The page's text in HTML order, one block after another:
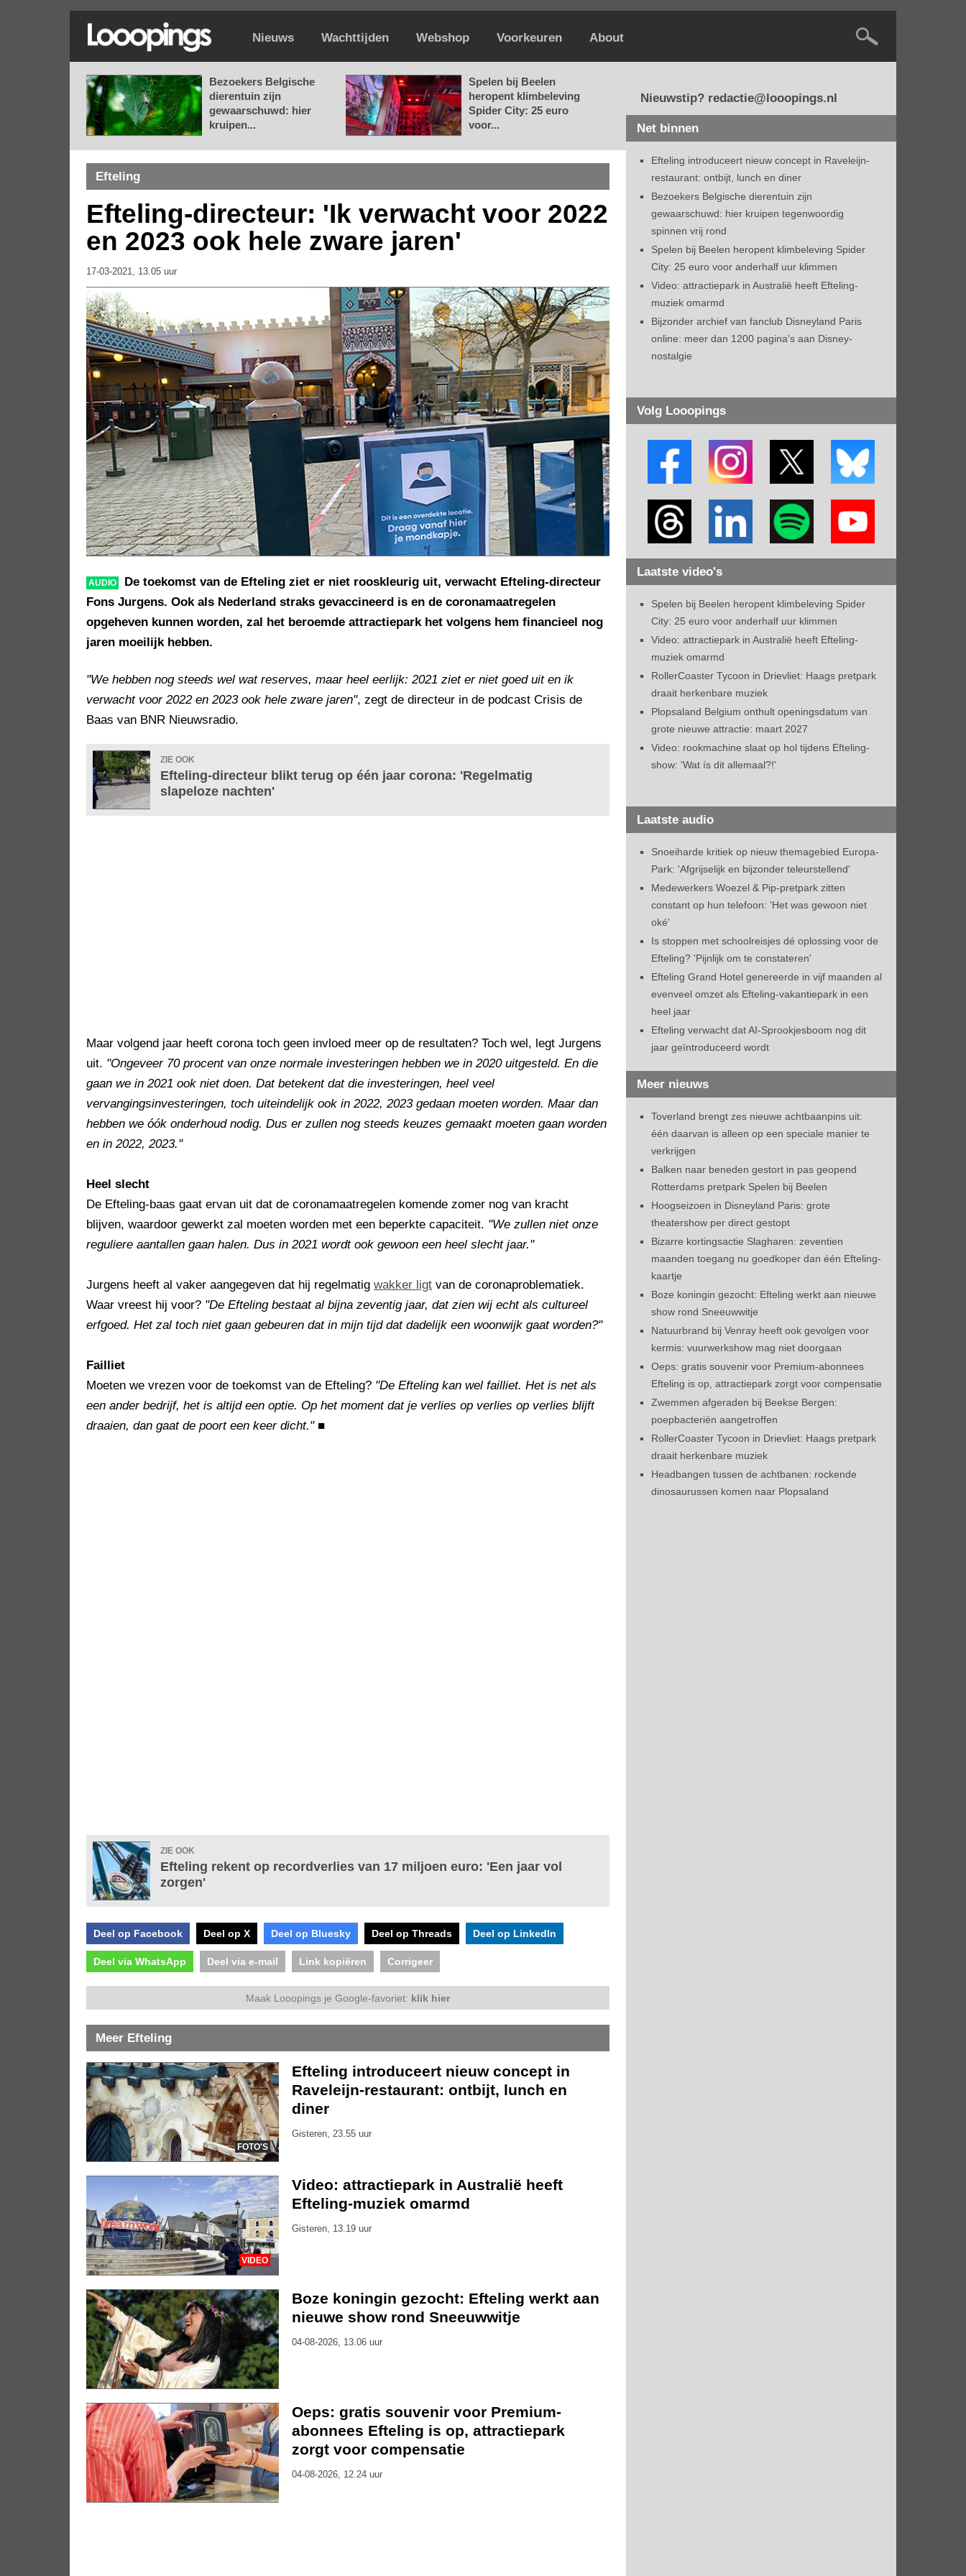
Nieuws Wachttijden Webshop Voorkeuren About
Bezoekers Belgische
dierentuin zijn
gewaarschuwd: hier
kruipen...
Spelen bij Beelen
heropent klimbeleving
Spider City: 25 euro
voor...
Efteling
Efteling-directeur: 'Ik verwacht voor 2022
en 2023 ook hele zware jaren'
17-03-2021, 13.05 uur
AUDIO
De toekomst van de Efteling ziet er niet rooskleurig uit, verwacht Efteling-directeur
Fons Jurgens. Ook als Nederland straks gevaccineerd is en de coronamaatregelen
opgeheven kunnen worden, zal het beroemde attractiepark het volgens hem financieel nog
jaren moeilijk hebben.
"We hebben nog steeds wel wat reserves, maar heel eerlijk: 2021 ziet er niet goed uit en ik
verwacht voor 2022 en 2023 ook hele zware jaren", zegt de directeur in de podcast Crisis de
Baas van BNR Nieuwsradio.
ZIE OOK
Efteling-directeur blikt terug op één jaar corona: 'Regelmatig
slapeloze nachten'
Maar volgend jaar heeft corona toch geen invloed meer op de resultaten? Toch wel, legt Jurgens
uit. "Ongeveer 70 procent van onze normale investeringen hebben we in 2020 uitgesteld. En die
gaan we in 2021 ook niet doen. Dat betekent dat die investeringen, heel veel
vervangingsinvesteringen, toch uiteindelijk ook in 2022, 2023 gedaan moeten worden. Maar dan
hebben we óók onderhoud nodig. Dus er zullen nog steeds keuzes gemaakt moeten gaan worden
en in 2022, 2023."
Heel slecht
De Efteling-baas gaat ervan uit dat de coronamaatregelen komende zomer nog van kracht
blijven, waardoor gewerkt zal moeten worden met een beperkte capaciteit. "We zullen niet onze
reguliere aantallen gaan halen. Dus in 2021 wordt ook gewoon een heel slecht jaar."
Jurgens heeft al vaker aangegeven dat hij regelmatig wakker ligt van de coronaproblematiek.
Waar vreest hij voor? "De Efteling bestaat al bijna zeventig jaar, dat zien wij echt als cultureel
erfgoed. Het zal toch niet gaan gebeuren dat in mijn tijd dat dadelijk een woonwijk gaat worden?"
Failliet
Moeten we vrezen voor de toekomst van de Efteling? "De Efteling kan wel failliet. Het is net als
een ander bedrijf, het is altijd een optie. Op het moment dat je verlies op verlies op verlies blijft
draaien, dan gaat de poort een keer dicht." ■
ZIE OOK
Efteling rekent op recordverlies van 17 miljoen euro: 'Een jaar vol
zorgen'
Deel op Facebook Deel op X Deel op Bluesky Deel op Threads Deel op LinkedIn
Deel via WhatsApp Deel via e-mail Link kopiëren Corrigeer
Maak Looopings je Google-favoriet: klik hier
Meer Efteling
FOTO'S
Efteling introduceert nieuw concept in
Raveleijn-restaurant: ontbijt, lunch en
diner
Gisteren, 23.55 uur
VIDEO
Video: attractiepark in Australië heeft
Efteling-muziek omarmd
Gisteren, 13.19 uur
Boze koningin gezocht: Efteling werkt aan
nieuwe show rond Sneeuwwitje
04-08-2026, 13.06 uur
Oeps: gratis souvenir voor Premium-
abonnees Efteling is op, attractiepark
zorgt voor compensatie
04-08-2026, 12.24 uur
Nieuwstip? redactie@looopings.nl
Net binnen
Efteling introduceert nieuw concept in Raveleijn-
restaurant: ontbijt, lunch en diner
Bezoekers Belgische dierentuin zijn
gewaarschuwd: hier kruipen tegenwoordig
spinnen vrij rond
Spelen bij Beelen heropent klimbeleving Spider
City: 25 euro voor anderhalf uur klimmen
Video: attractiepark in Australië heeft Efteling-
muziek omarmd
Bijzonder archief van fanclub Disneyland Paris
online: meer dan 1200 pagina's aan Disney-
nostalgie
Volg Looopings
Laatste video's
Spelen bij Beelen heropent klimbeleving Spider
City: 25 euro voor anderhalf uur klimmen
Video: attractiepark in Australië heeft Efteling-
muziek omarmd
RollerCoaster Tycoon in Drievliet: Haags pretpark
draait herkenbare muziek
Plopsaland Belgium onthult openingsdatum van
grote nieuwe attractie: maart 2027
Video: rookmachine slaat op hol tijdens Efteling-
show: 'Wat ís dit allemaal?!'
Laatste audio
Snoeiharde kritiek op nieuw themagebied Europa-
Park: 'Afgrijselijk en bijzonder teleurstellend'
Medewerkers Woezel & Pip-pretpark zitten
constant op hun telefoon: 'Het was gewoon niet
oké'
Is stoppen met schoolreisjes dé oplossing voor de
Efteling? 'Pijnlijk om te constateren'
Efteling Grand Hotel genereerde in vijf maanden al
evenveel omzet als Efteling-vakantiepark in een
heel jaar
Efteling verwacht dat AI-Sprookjesboom nog dit
jaar geïntroduceerd wordt
Meer nieuws
Toverland brengt zes nieuwe achtbaanpins uit:
één daarvan is alleen op een speciale manier te
verkrijgen
Balken naar beneden gestort in pas geopend
Rotterdams pretpark Spelen bij Beelen
Hoogseizoen in Disneyland Paris: grote
theatershow per direct gestopt
Bizarre kortingsactie Slagharen: zeventien
maanden toegang nu goedkoper dan één Efteling-
kaartje
Boze koningin gezocht: Efteling werkt aan nieuwe
show rond Sneeuwwitje
Natuurbrand bij Venray heeft ook gevolgen voor
kermis: vuurwerkshow mag niet doorgaan
Oeps: gratis souvenir voor Premium-abonnees
Efteling is op, attractiepark zorgt voor compensatie
Zwemmen afgeraden bij Beekse Bergen:
poepbacteriën aangetroffen
RollerCoaster Tycoon in Drievliet: Haags pretpark
draait herkenbare muziek
Headbangen tussen de achtbanen: rockende
dinosaurussen komen naar Plopsaland